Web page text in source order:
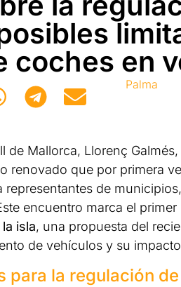
coches en
Palma
de Mallorca, Llorenç
renovado que por primera
de
encuentro marca el
isla, una propuesta del
de vehículos y su
para la regulación